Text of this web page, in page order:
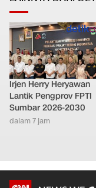
Irjen Herry Heryawan
Lantik Pengprov FPTI
Sumbar 2026-2030
dalam 7 jam